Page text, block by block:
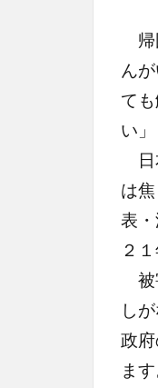
帰
ん
て
い」
日
は
表
２
被
し
政
ま